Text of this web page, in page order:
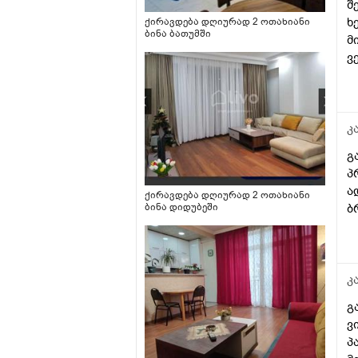
არაფერი აღარ მაწყუებს
მაგრამ თან მეშინია
ყოველი გაციების.ის არის
რომ ამ პულმიკოლტის
ფონზე თსჩ ამერია ამდრნი
ხნის დარეგულირებული.
ქირავდება დღიურად 2 ოთახიანი
ბინა ბათუმში
ქირავდება დღიურად 2 ოთახიანი
ბინა დიდუბეში